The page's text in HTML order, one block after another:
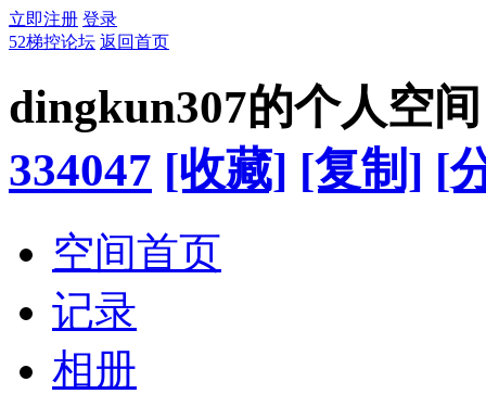
立即注册 登录
52梯控论坛 返回首页
dingkun307的个人空间
334047 [收藏] [复制] [
空间首页
记录
相册